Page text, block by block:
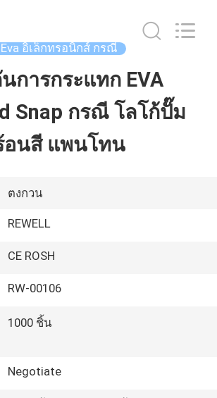
Eva อิเล็กทรอนิกส์ กรณี
การกระแทก EVA
Snap กรณี โลโก้ปั๊ม
อนสี แพนโทน
ตงกวน
REWELL
CE ROSH
RW-00106
1000 ชิ้น
Negotiate